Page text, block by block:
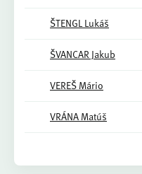
ŠTENGL Lukáš
ŠVANCAR Jakub
VEREŠ Mário
VRÁNA Matúš